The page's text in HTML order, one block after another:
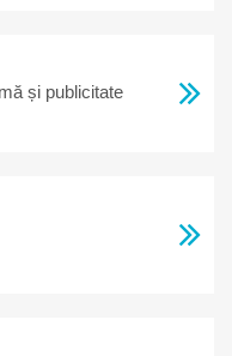
și publicitate